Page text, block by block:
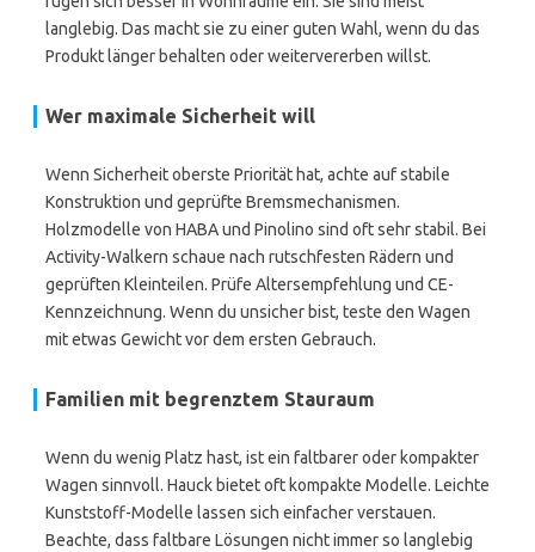
langlebig. Das macht sie zu einer guten Wahl, wenn du das
Produkt länger behalten oder weitervererben willst.
Wer maximale Sicherheit will
Wenn Sicherheit oberste Priorität hat, achte auf stabile
Konstruktion und geprüfte Bremsmechanismen.
Holzmodelle von HABA und Pinolino sind oft sehr stabil. Bei
Activity-Walkern schaue nach rutschfesten Rädern und
geprüften Kleinteilen. Prüfe Altersempfehlung und CE-
Kennzeichnung. Wenn du unsicher bist, teste den Wagen
mit etwas Gewicht vor dem ersten Gebrauch.
Familien mit begrenztem Stauraum
Wenn du wenig Platz hast, ist ein faltbarer oder kompakter
Wagen sinnvoll. Hauck bietet oft kompakte Modelle. Leichte
Kunststoff-Modelle lassen sich einfacher verstauen.
Beachte, dass faltbare Lösungen nicht immer so langlebig